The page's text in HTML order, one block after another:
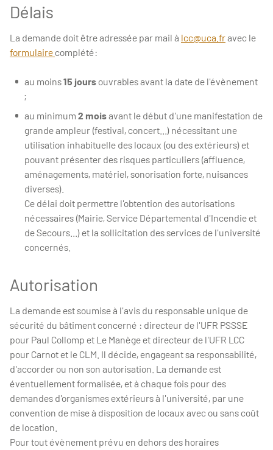
Délais
La demande doit être adressée par mail à lcc@uca.fravec le
formulaire complété:
au moins15 joursouvrables avant la date de l'évènement
;
au minimum 2 moisavant le début d'une manifestation de
grande ampleur (festival, concert...) nécessitant une
utilisation inhabituelle des locaux (ou des extérieurs) et
pouvant présenter des risques particuliers (affluence,
aménagements, matériel, sonorisation forte, nuisances
diverses).
Ce délai doit permettre l'obtention des autorisations
nécessaires (Mairie, Service Départemental d'Incendie et
de Secours...) et la sollicitation des services de l'université
concernés.
Autorisation
La demande est soumise à l'avis du responsable unique de
sécurité du bâtiment concerné : directeur de l'UFR PSSSE
pour Paul Collomp et Le Manège et directeur de l'UFR LCC
pour Carnot et le CLM. Il décide, engageant sa responsabilité,
d'accorder ou non son autorisation. La demande est
éventuellement formalisée, et à chaque fois pour des
demandes d'organismes extérieurs à l'université, par une
convention de mise à disposition de locaux avec ou sans coût
de location.
Pour tout évènement prévu en dehors des horaires